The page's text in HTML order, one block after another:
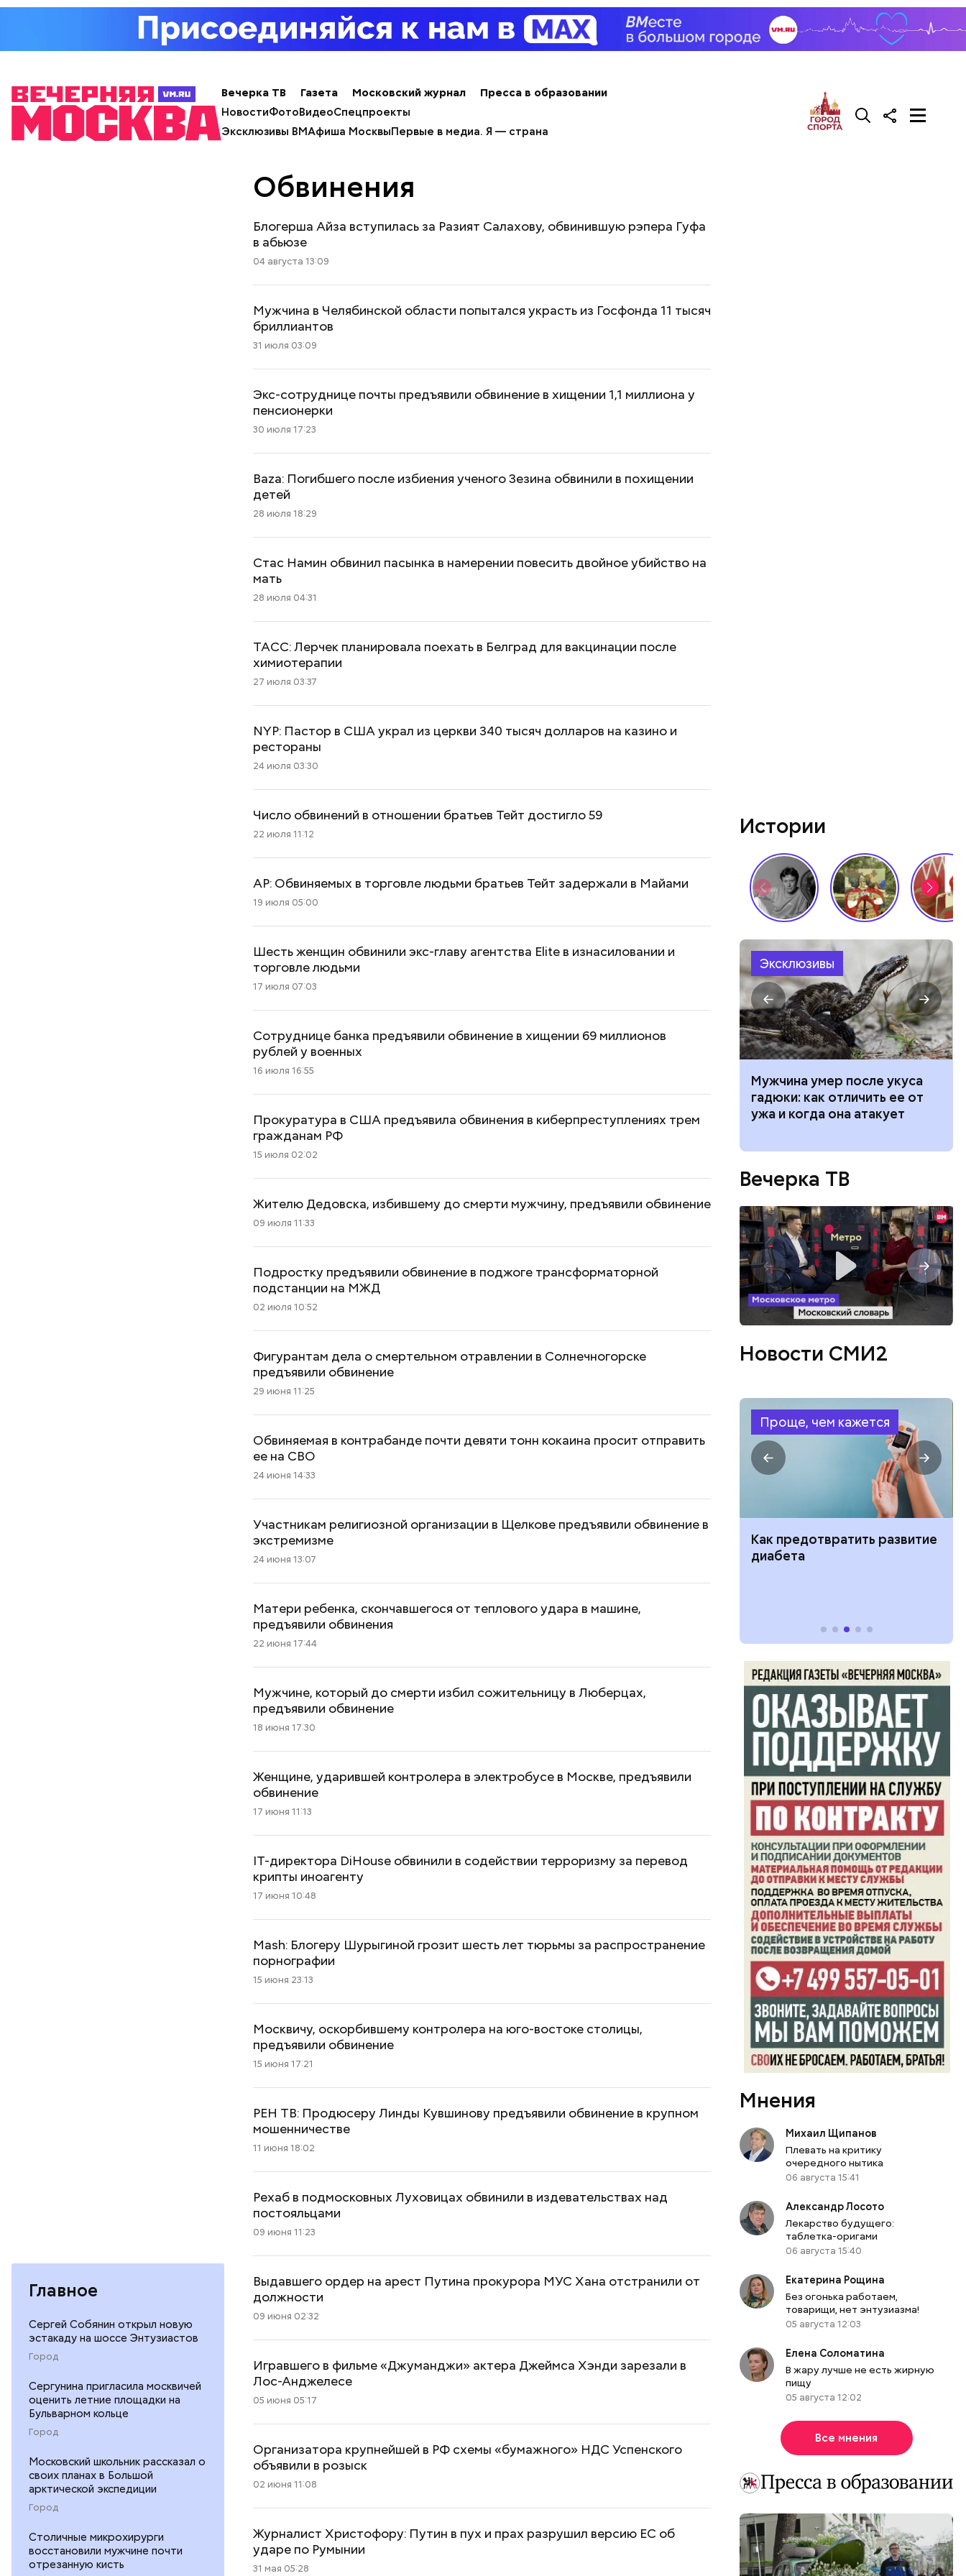
Вечерка ТВ Газета Московский журнал
Пресса в образовании
НовостиФотоВидеоСпецпроекты
Эксклюзивы ВМАфиша МосквыПервые в медиа. Я — страна
Главное
Сергей Собянин открыл новую
эстакаду на шоссе Энтузиастов
Город
Сергунина пригласила москвичей
оценить летние площадки на
Бульварном кольце
Город
Московский школьник рассказал о
своих планах в Большой
арктической экспедиции
Город
Столичные микрохирурги
восстановили мужчине почти
отрезанную кисть
Обвинения
Блогерша Айза вступилась за Разият Салахову, обвинившую рэпера Гуфа
в абьюзе
04 августа 13:09
Мужчина в Челябинской области попытался украсть из Госфонда 11 тысяч
бриллиантов
31 июля 03:09
Экс-сотруднице почты предъявили обвинение в хищении 1,1 миллиона у
пенсионерки
30 июля 17:23
Baza: Погибшего после избиения ученого Зезина обвинили в похищении
детей
28 июля 18:29
Стас Намин обвинил пасынка в намерении повесить двойное убийство на
мать
28 июля 04:31
ТАСС: Лерчек планировала поехать в Белград для вакцинации после
химиотерапии
27 июля 03:37
NYP: Пастор в США украл из церкви 340 тысяч долларов на казино и
рестораны
24 июля 03:30
Число обвинений в отношении братьев Тейт достигло 59
22 июля 11:12
AP: Обвиняемых в торговле людьми братьев Тейт задержали в Майами
19 июля 05:00
Шесть женщин обвинили экс-главу агентства Elite в изнасиловании и
торговле людьми
17 июля 07:03
Сотруднице банка предъявили обвинение в хищении 69 миллионов
рублей у военных
16 июля 16:55
Прокуратура в США предъявила обвинения в киберпреступлениях трем
гражданам РФ
15 июля 02:02
Жителю Дедовска, избившему до смерти мужчину, предъявили обвинение
09 июля 11:33
Подростку предъявили обвинение в поджоге трансформаторной
подстанции на МЖД
02 июля 10:52
Фигурантам дела о смертельном отравлении в Солнечногорске
предъявили обвинение
29 июня 11:25
Обвиняемая в контрабанде почти девяти тонн кокаина просит отправить
ее на СВО
24 июня 14:33
Участникам религиозной организации в Щелкове предъявили обвинение в
экстремизме
24 июня 13:07
Матери ребенка, скончавшегося от теплового удара в машине,
предъявили обвинения
22 июня 17:44
Мужчине, который до смерти избил сожительницу в Люберцах,
предъявили обвинение
18 июня 17:30
Женщине, ударившей контролера в электробусе в Москве, предъявили
обвинение
17 июня 11:13
IT-директора DiHouse обвинили в содействии терроризму за перевод
крипты иноагенту
17 июня 10:48
Mash: Блогеру Шурыгиной грозит шесть лет тюрьмы за распространение
порнографии
15 июня 23:13
Москвичу, оскорбившему контролера на юго-востоке столицы,
предъявили обвинение
15 июня 17:21
РЕН ТВ: Продюсеру Линды Кувшинову предъявили обвинение в крупном
мошенничестве
11 июня 18:02
Рехаб в подмосковных Луховицах обвинили в издевательствах над
постояльцами
09 июня 11:23
Выдавшего ордер на арест Путина прокурора МУС Хана отстранили от
должности
09 июня 02:32
Игравшего в фильме «Джуманджи» актера Джеймса Хэнди зарезали в
Лос-Анджелесе
05 июня 05:17
Организатора крупнейшей в РФ схемы «бумажного» НДС Успенского
объявили в розыск
02 июня 11:08
Журналист Христофору: Путин в пух и прах разрушил версию ЕС об
ударе по Румынии
31 мая 05:28
Истории
Эксклюзивы
зарезал: почему москвич
жестоко убил беременную
жену
чем полезно это растение и
продукты, которые из него
производят
Мужчина умер после укуса
гадюки: как отличить ее от
ужа и когда она атакует
Вечерка ТВ
Новости СМИ2
Проще, чем кажется
Как поменять батареи дома и
Как получить до 100 тысяч
претендовать и какие нужны
документы
Как предотвратить развитие
диабета
Мнения
Михаил Щипанов
Плевать на критику
очередного нытика
06 августа 15:41
Александр Лосото
Лекарство будущего:
таблетка-оригами
06 августа 15:40
Екатерина Рощина
Без огонька работаем,
товарищи, нет энтузиазма!
05 августа 12:03
Елена Соломатина
В жару лучше не есть жирную
пищу
05 августа 12:02
Все мнения